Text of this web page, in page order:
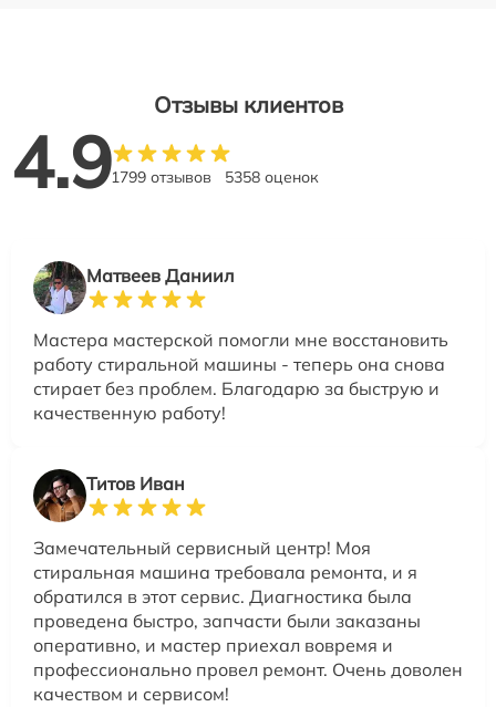
Отзывы клиентов
4.91799 отзывов 5358 оценок
Матвеев Даниил
Мастера мастерской помогли мне восстановить
работу стиральной машины - теперь она снова
стирает без проблем. Благодарю за быструю и
качественную работу!
Титов Иван
Замечательный сервисный центр! Моя
стиральная машина требовала ремонта, и я
обратился в этот сервис. Диагностика была
проведена быстро, запчасти были заказаны
оперативно, и мастер приехал вовремя и
профессионально провел ремонт. Очень доволен
качеством и сервисом!